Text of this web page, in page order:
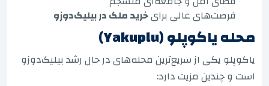
فرصت‌های عالی برایخرید ملک در بیلیک‌دوزو
محله یاکوپلو (Yakuplu)
یاکوپلو یکی از سریع‌ترین محله‌های در حال رشد بیلیک‌دوزو
است و چندین مزیت دارد: